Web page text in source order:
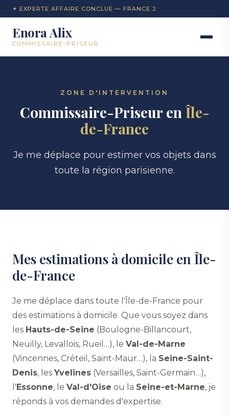
✦ EXPERTE AFFAIRE CONCLUE — FRANCE 2
Enora Alix
COMMISSAIRE-PRISEUR
ZONE D'INTERVENTION
Commissaire-Priseur enÎle-
de-France
Je me déplace pour estimer vos objets dans
toute la région parisienne.
Mes estimations à domicile en Île-
de-France
Je me déplace dans toute l'Île-de-France pour
des estimations à domicile. Que vous soyez dans
les Hauts-de-Seine (Boulogne-Billancourt,
Neuilly, Levallois, Rueil…), le Val-de-Marne
(Vincennes, Créteil, Saint-Maur…), la Seine-Saint-
Denis, les Yvelines (Versailles, Saint-Germain…),
l'Essonne, le Val-d'Oise ou la Seine-et-Marne, je
réponds à vos demandes d'expertise.